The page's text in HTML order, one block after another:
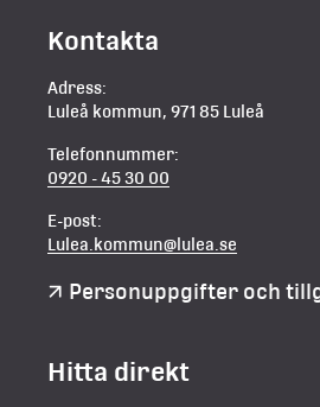
Kontakta
Adress:
Luleå kommun, 971 85 Luleå
Telefonnummer:
0920 - 45 30 00
E-post:
Lulea.kommun@lulea.se
Personuppgifter och
Hitta direkt